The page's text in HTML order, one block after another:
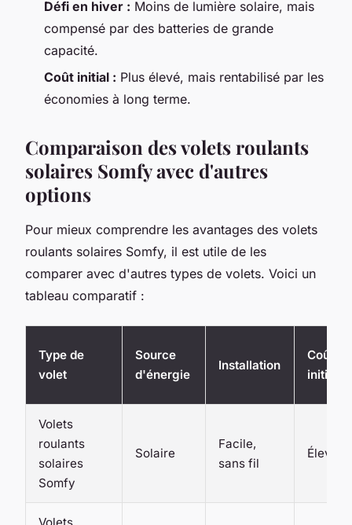
Défi en hiver : Moins de lumière solaire, mais
compensé par des batteries de grande
capacité.
Coût initial : Plus élevé, mais rentabilisé par les
économies à long terme.
Comparaison des volets roulants
solaires Somfy avec d'autres
options
Pour mieux comprendre les avantages des volets
roulants solaires Somfy, il est utile de les
comparer avec d'autres types de volets. Voici un
tableau comparatif :
Type de
volet
Source
d'énergie
Installation
Coût
initial
Volets
roulants
solaires
Somfy
Solaire
Facile,
sans fil
Élevé